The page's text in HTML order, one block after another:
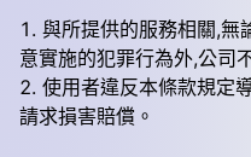
與所提供的服務相關,無
意實施的犯罪行為外,公司
使用者違反本條款規定
請求損害賠償。